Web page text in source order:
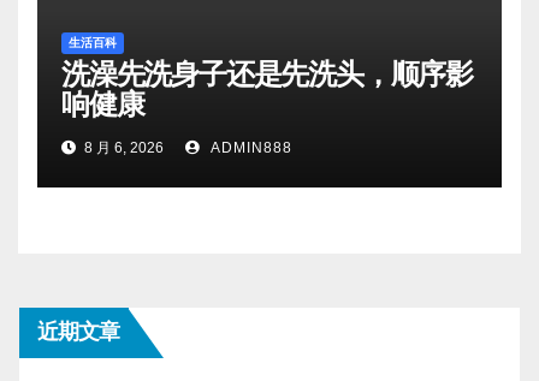
生活百科
洗澡先洗身子还是先洗头，顺序影
响健康
8 月 6, 2026 ADMIN888
近期文章